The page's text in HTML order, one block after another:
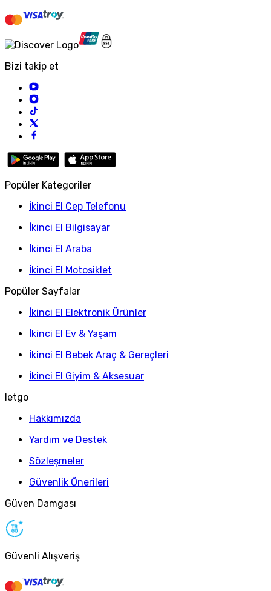
Bizi takip et
Popüler Kategoriler
İkinci El Cep Telefonu
İkinci El Bilgisayar
İkinci El Araba
İkinci El Motosiklet
Popüler Sayfalar
İkinci El Elektronik Ürünler
İkinci El Ev & Yaşam
İkinci El Bebek Araç & Gereçleri
İkinci El Giyim & Aksesuar
letgo
Hakkımızda
Yardım ve Destek
Sözleşmeler
Güvenlik Önerileri
Güven Damgası
Güvenli Alışveriş